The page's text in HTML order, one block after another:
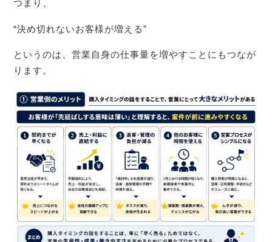
つまり、
“決め切れないお客様が増える”
というのは、営業自身の仕事量を増やすことにもつなが
ります。